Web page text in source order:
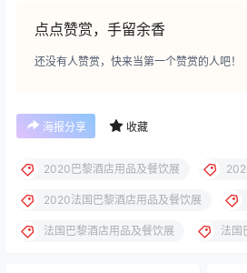
点点赞赏，手留余香
还没有人赞赏，快来当第一个赞赏的人吧！
海报分享 收藏
2020巴黎酒店用品及餐饮展
2020法国巴黎酒店用品及餐饮展
法国巴黎酒店用品及餐饮展 法国